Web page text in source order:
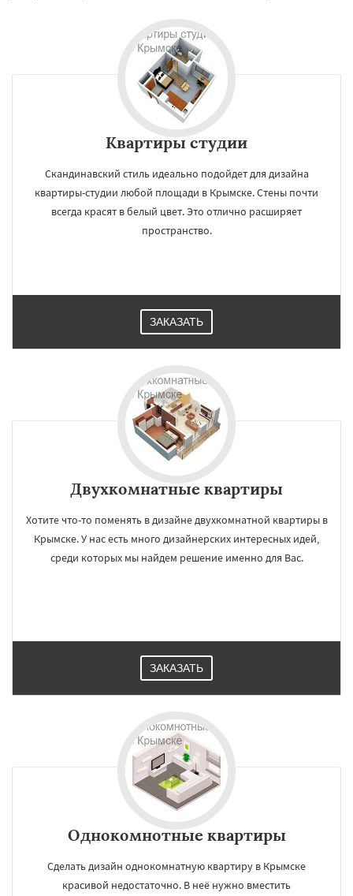
Квартиры студии
Скандинавский стиль идеально подойдет для дизайна
квартиры-студии любой площади в Крымске. Стены почти
всегда красят в белый цвет. Это отлично расширяет
пространство.
ЗАКАЗАТЬ
Двухкомнатные квартиры
Хотите что-то поменять в дизайне двухкомнатной квартиры в
Крымске. У нас есть много дизайнерских интересных идей,
среди которых мы найдем решение именно для Вас.
ЗАКАЗАТЬ
Однокомнотные квартиры
Сделать дизайн однокомнатную квартиру в Крымске
красивой недостаточно. В неё нужно вместить